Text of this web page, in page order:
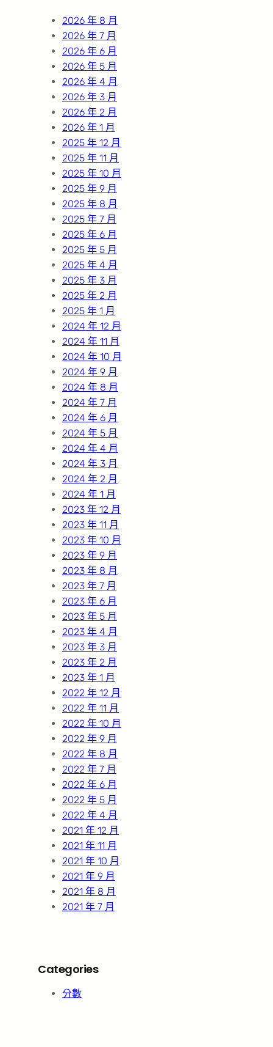
2026 年 8 月
2026 年 7 月
2026 年 6 月
2026 年 5 月
2026 年 4 月
2026 年 3 月
2026 年 2 月
2026 年 1 月
2025 年 12 月
2025 年 11 月
2025 年 10 月
2025 年 9 月
2025 年 8 月
2025 年 7 月
2025 年 6 月
2025 年 5 月
2025 年 4 月
2025 年 3 月
2025 年 2 月
2025 年 1 月
2024 年 12 月
2024 年 11 月
2024 年 10 月
2024 年 9 月
2024 年 8 月
2024 年 7 月
2024 年 6 月
2024 年 5 月
2024 年 4 月
2024 年 3 月
2024 年 2 月
2024 年 1 月
2023 年 12 月
2023 年 11 月
2023 年 10 月
2023 年 9 月
2023 年 8 月
2023 年 7 月
2023 年 6 月
2023 年 5 月
2023 年 4 月
2023 年 3 月
2023 年 2 月
2023 年 1 月
2022 年 12 月
2022 年 11 月
2022 年 10 月
2022 年 9 月
2022 年 8 月
2022 年 7 月
2022 年 6 月
2022 年 5 月
2022 年 4 月
2021 年 12 月
2021 年 11 月
2021 年 10 月
2021 年 9 月
2021 年 8 月
2021 年 7 月
Categories
分數